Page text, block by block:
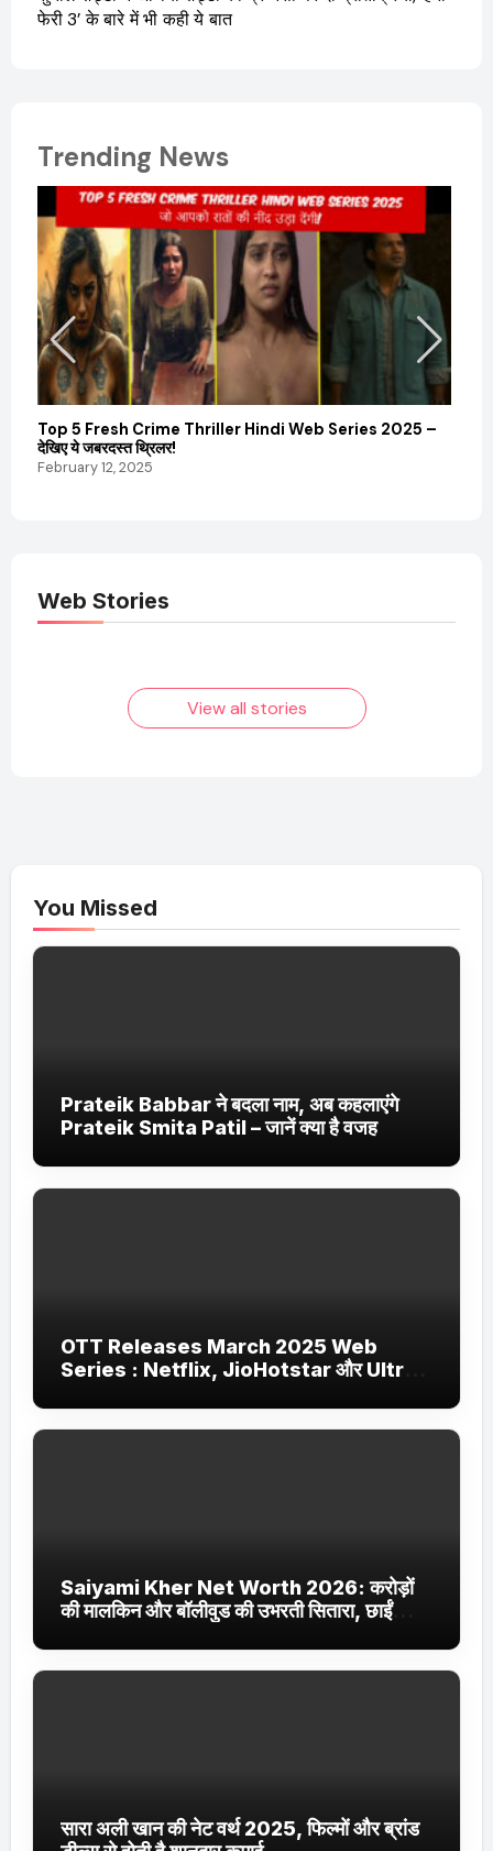
फेरी 3’ के बारे में भी कही ये बात
Trending News
Top 5 Fresh Crime Thriller Hindi Web Series 2025 –
देखिए ये जबरदस्त थ्रिलर!
February 12, 2025
Web Stories
Elvish Yadav: एक
आम लड़के से यूट्यूबर
फिल्मों का जादू और उनका
View all stories
You Missed
Prateik Babbar ने बदला नाम, अब कहलाएंगे
Prateik Smita Patil – जानें क्या है वजह
OTT Releases March 2025 Web
Series : Netflix, JioHotstar और Ultra
Saiyami Kher Net Worth 2026: करोड़ों
की मालकिन और बॉलीवुड की उभरती सितारा, छाईं
सारा अली खान की नेट वर्थ 2025, फिल्मों और ब्रांड